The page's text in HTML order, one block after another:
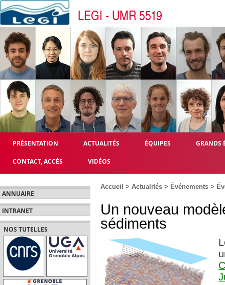
LEGI - UMR 5519
PRÉSENTATION ACTUALITÉS ÉQUIPES GRANDS
CONTACT, ACCÈS VIDÉOS
ANNUAIRE
INTRANET
NOS TUTELLES
Accueil > Actualités > Événements >
Un nouveau
sédiments